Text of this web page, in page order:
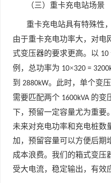
（三）重卡充电站场景
重卡充电站具有特殊性
由于重卡充电功率大，对电
式变压器的要求更高。以 10
例，总功率为 10×320 =
到 2880kW。此时，单个变
需要匹配两个 1600kVA 的变
下，预留一定容量尤为重要
未来对充电功率和充电桩数
加，预留容量可以方便后期
成本浪费。我们的箱式变压
受大电流，稳定输出，有效